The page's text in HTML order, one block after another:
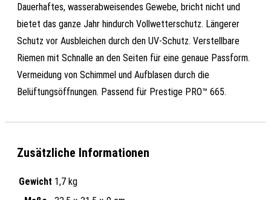
Dauerhaftes, wasserabweisendes Gewebe, bricht nicht und
bietet das ganze Jahr hindurch Vollwetterschutz. Längerer
Schutz vor Ausbleichen durch den UV-Schutz. Verstellbare
Riemen mit Schnalle an den Seiten für eine genaue Passform.
Vermeidung von Schimmel und Aufblasen durch die
Belüftungsöffnungen. Passend für Prestige PRO™ 665.
Zusätzliche Informationen
Gewicht 1,7 kg